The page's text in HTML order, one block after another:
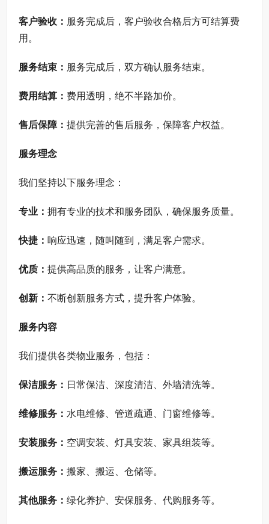
客户验收： 服务完成后，客户验收合格后方可结算费
用。
服务结束： 服务完成后，双方确认服务结束。
费用结算： 费用透明，绝不半路加价。
售后保障： 提供完善的售后服务，保障客户权益。
服务理念
我们坚持以下服务理念：
专业： 拥有专业的技术和服务团队，确保服务质量。
快捷： 响应迅速，随叫随到，满足客户需求。
优质： 提供高品质的服务，让客户满意。
创新： 不断创新服务方式，提升客户体验。
服务内容
我们提供各类物业服务，包括：
保洁服务： 日常保洁、深度清洁、外墙清洗等。
维修服务： 水电维修、管道疏通、门窗维修等。
安装服务： 空调安装、灯具安装、家具组装等。
搬运服务： 搬家、搬运、仓储等。
其他服务： 绿化养护、安保服务、代购服务等。